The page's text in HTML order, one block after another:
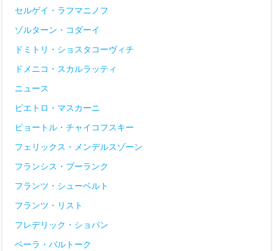
セルゲイ・ラフマニノフ
ゾルターン・コダーイ
ドミトリ・ショスタコーヴィチ
ドメニコ・スカルラッティ
ニュース
ピエトロ・マスカーニ
ピョートル・チャイコフスキー
フェリックス・メンデルスゾーン
フランシス・プーランク
フランツ・シューベルト
フランツ・リスト
フレデリック・ショパン
ベーラ・バルトーク